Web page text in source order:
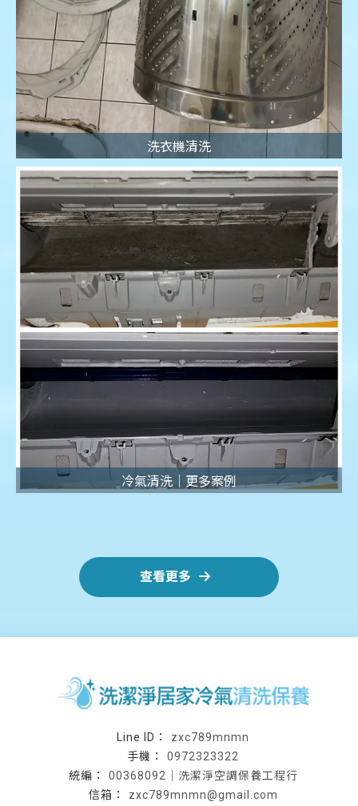
洗衣機清洗
冷氣清洗｜更多案例
查看更多
zxc789mnmn
0972323322
00368092｜洗潔淨空調保養工程行
zxc789mnmn@gmail.com